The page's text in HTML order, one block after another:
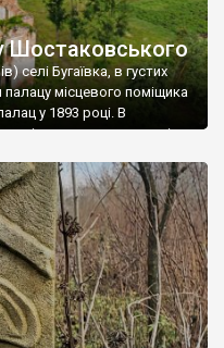
Шостаковського
селі Бугаївка, в густих
палацу місцевого поміщика
у 1893 році. В
містилася школа, потім
лікарню. Коли із
не […]